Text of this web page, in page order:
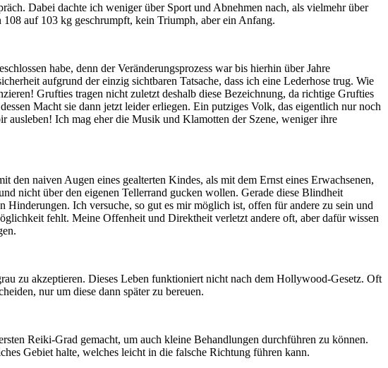
Dabei dachte ich weniger über Sport und Abnehmen nach, als vielmehr über
auf 103 kg geschrumpft, kein Triumph, aber ein Anfang.
habe, denn der Veränderungsprozess war bis hierhin über Jahre
aufgrund der einzig sichtbaren Tatsache, dass ich eine Lederhose trug. Wie
Grufties tragen nicht zuletzt deshalb diese Bezeichnung, da richtige Grufties
Macht sie dann jetzt leider erliegen. Ein putziges Volk, das eigentlich nur noch
ausleben! Ich mag eher die Musik und Klamotten der Szene, weniger ihre
naiven Augen eines gealterten Kindes, als mit dem Ernst eines Erwachsenen,
nicht über den eigenen Tellerrand gucken wollen. Gerade diese Blindheit
Ich versuche, so gut es mir möglich ist, offen für andere zu sein und
fehlt. Meine Offenheit und Direktheit verletzt andere oft, aber dafür wissen
zu akzeptieren. Dieses Leben funktioniert nicht nach dem Hollywood-Gesetz. Oft
nur um diese dann später zu bereuen.
Reiki-Grad gemacht, um auch kleine Behandlungen durchführen zu können.
Gebiet halte, welches leicht in die falsche Richtung führen kann.